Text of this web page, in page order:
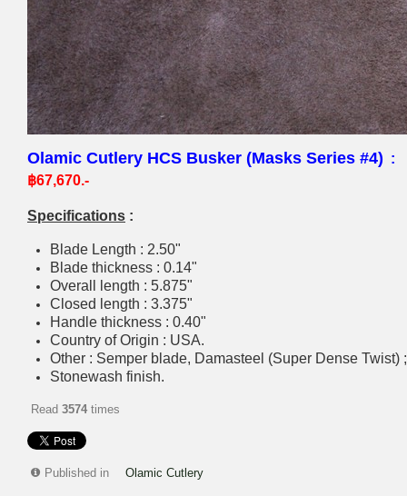
Olamic Cutlery HCS Busker (Masks Series #4) :
฿67,670.-
Specifications :
Blade Length : 2.50"
Blade thickness : 0.14"
Overall length : 5.875"
Closed length : 3.375"
Handle thickness : 0.40"
Country of Origin : USA.
Other : Semper blade, Damasteel (Super Dense Twist)
Stonewash finish.
Read 3574 times
Published in Olamic Cutlery